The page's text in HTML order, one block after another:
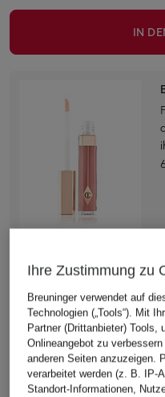
IN
Ihre Zustimmung zu
Breuninger verwendet auf
Technologien („Tools“). Mit
Partner (Drittanbieter) Tools,
Onlineangebot zu
anderen Seiten anzuzeigen.
verarbeitet werden (z. B. IP-
Standort-Informationen,